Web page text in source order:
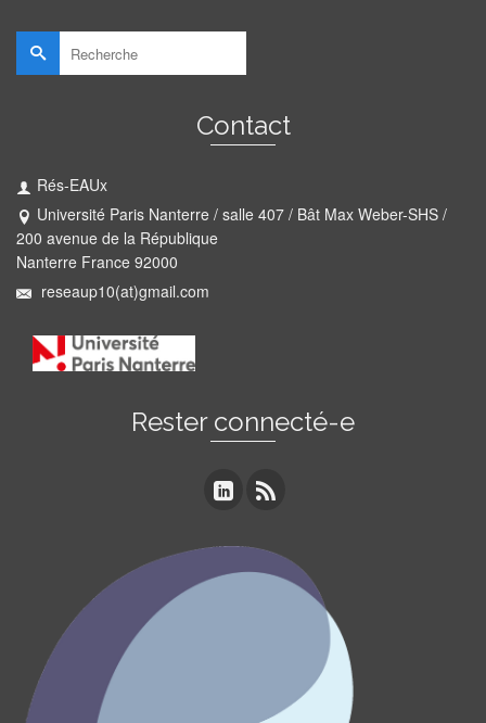
Rechercher :
Contact
Rés-EAUx
Université Paris Nanterre / salle 407 / Bât Max Weber-SHS /
200 avenue de la République
Nanterre France 92000
reseaup10(at)gmail.com
Rester connecté-e